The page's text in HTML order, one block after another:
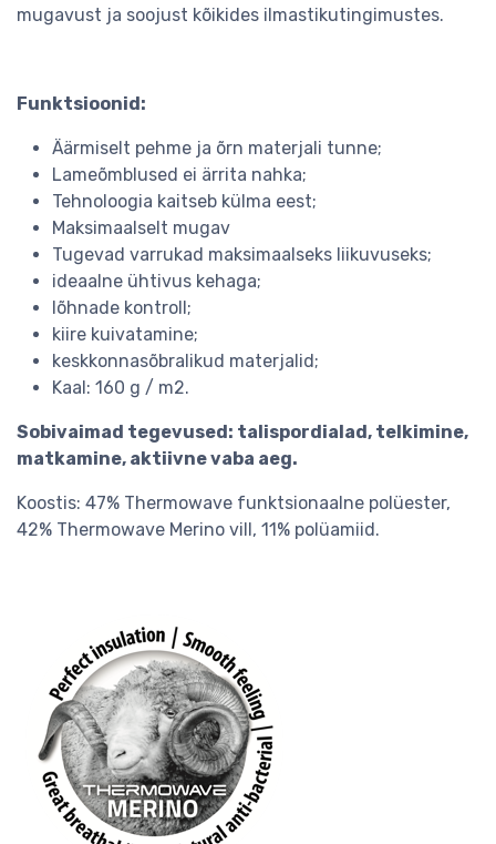
mugavust ja soojust kõikides ilmastikutingimustes.
Funktsioonid:
Äärmiselt pehme ja õrn materjali tunne;
Lameõmblused ei ärrita nahka;
Tehnoloogia kaitseb külma eest;
Maksimaalselt mugav
Tugevad varrukad maksimaalseks liikuvuseks;
ideaalne ühtivus kehaga;
lõhnade kontroll;
kiire kuivatamine;
keskkonnasõbralikud materjalid;
Kaal: 160 g / m2.
Sobivaimad tegevused: talispordialad, telkimine,
matkamine, aktiivne vaba aeg.
Koostis: 47% Thermowave funktsionaalne polüester,
42% Thermowave Merino vill, 11% polüamiid.